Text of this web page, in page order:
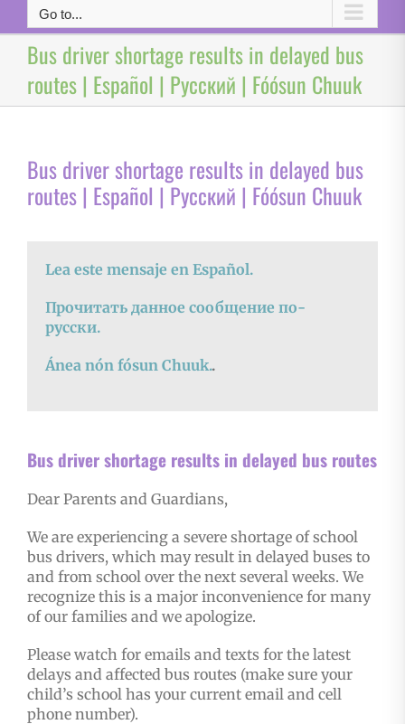
Go to...
Bus driver shortage results in delayed bus
routes | Español | Русский | Fóósun Chuuk
Bus driver shortage results in delayed bus
routes | Español | Русский | Fóósun Chuuk
Lea este mensaje en Español.
Прочитать данное сообщение по-
русски.
Ánea nón fósun Chuuk..
Bus driver shortage results in delayed bus routes
Dear Parents and Guardians,
We are experiencing a severe shortage of school
bus drivers, which may result in delayed buses to
and from school over the next several weeks. We
recognize this is a major inconvenience for many
of our families and we apologize.
Please watch for emails and texts for the latest
delays and affected bus routes (make sure your
child’s school has your current email and cell
phone number).